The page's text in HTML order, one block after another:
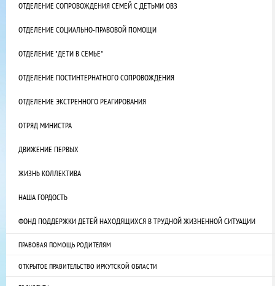
ОТДЕЛЕНИЕ СОПРОВОЖДЕНИЯ СЕМЕЙ С ДЕТЬМИ ОВЗ
ОТДЕЛЕНИЕ СОЦИАЛЬНО-ПРАВОВОЙ ПОМОЩИ
ОТДЕЛЕНИЕ "ДЕТИ В СЕМЬЕ"
ОТДЕЛЕНИЕ ПОСТИНТЕРНАТНОГО СОПРОВОЖДЕНИЯ
ОТДЕЛЕНИЕ ЭКСТРЕННОГО РЕАГИРОВАНИЯ
ОТРЯД МИНИСТРА
ДВИЖЕНИЕ ПЕРВЫХ
ЖИЗНЬ КОЛЛЕКТИВА
НАША ГОРДОСТЬ
ФОНД ПОДДЕРЖКИ ДЕТЕЙ НАХОДЯЩИХСЯ В ТРУДНОЙ ЖИЗНЕННОЙ СИТУАЦИИ
ПРАВОВАЯ ПОМОЩЬ РОДИТЕЛЯМ
ОТКРЫТОЕ ПРАВИТЕЛЬСТВО ИРКУТСКОЙ ОБЛАСТИ